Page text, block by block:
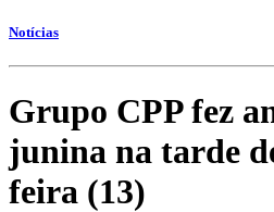
Notícias
Grupo CPP fez
junina na tarde
feira (13)